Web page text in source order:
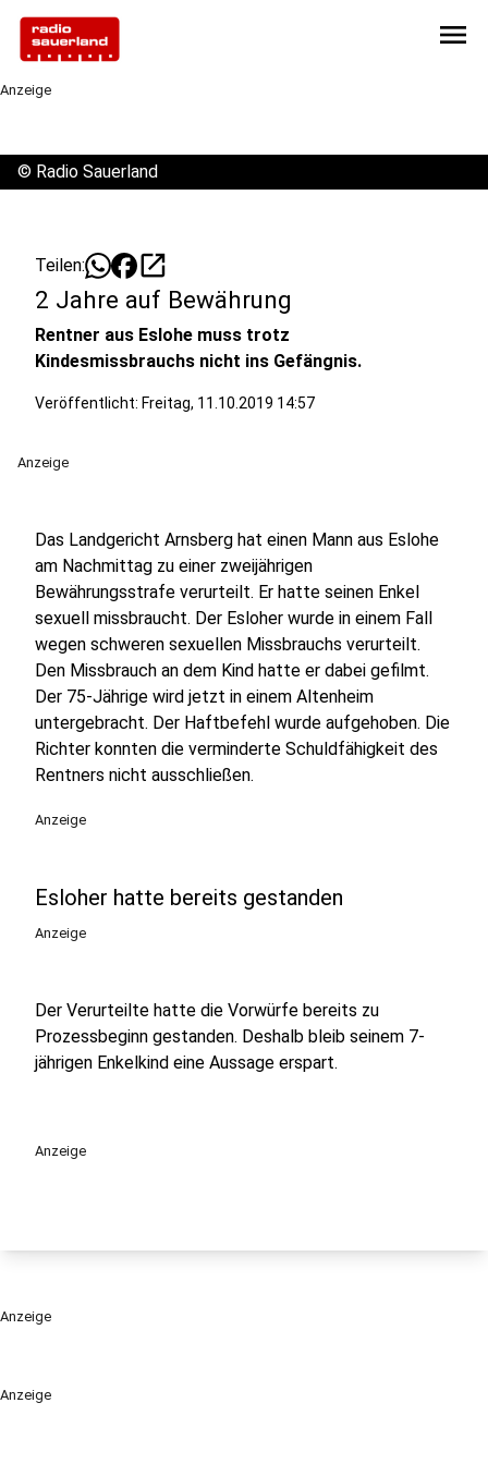
menu
Anzeige
Anzeige
© Radio Sauerland
Teilen: open_in_new
2 Jahre auf Bewährung
Rentner aus Eslohe muss trotz
Kindesmissbrauchs nicht ins Gefängnis.
Veröffentlicht: Freitag, 11.10.2019 14:57
Anzeige
Das Landgericht Arnsberg hat einen Mann aus Eslohe
am Nachmittag zu einer zweijährigen
Bewährungsstrafe verurteilt. Er hatte seinen Enkel
sexuell missbraucht. Der Esloher wurde in einem Fall
wegen schweren sexuellen Missbrauchs verurteilt.
Den Missbrauch an dem Kind hatte er dabei gefilmt.
Der 75-Jährige wird jetzt in einem Altenheim
untergebracht. Der Haftbefehl wurde aufgehoben. Die
Richter konnten die verminderte Schuldfähigkeit des
Rentners nicht ausschließen.
Anzeige
Esloher hatte bereits gestanden
Anzeige
Der Verurteilte hatte die Vorwürfe bereits zu
Prozessbeginn gestanden. Deshalb bleib seinem 7-
jährigen Enkelkind eine Aussage erspart.
Anzeige
Anzeige